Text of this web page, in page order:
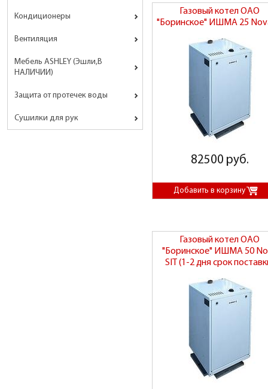
Кондиционеры
Вентиляция
Мебель ASHLEY (Эшли,В
НАЛИЧИИ)
Защита от протечек воды
Сушилки для рук
Газовый котел ОАО
"Боринское" ИШМА 25
82500 руб.
Газовый котел ОАО
"Боринское" ИШМА 50
SIT (1-2 дня срок